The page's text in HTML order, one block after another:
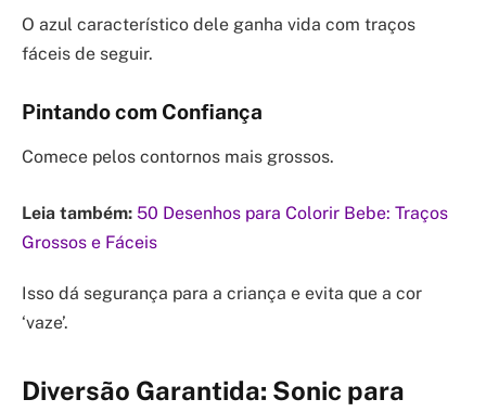
O azul característico dele ganha vida com traços
fáceis de seguir.
Pintando com Confiança
Comece pelos contornos mais grossos.
Leia também: 50 Desenhos para Colorir Bebe: Traços
Grossos e Fáceis
Isso dá segurança para a criança e evita que a cor
‘vaze’.
Diversão Garantida: Sonic para